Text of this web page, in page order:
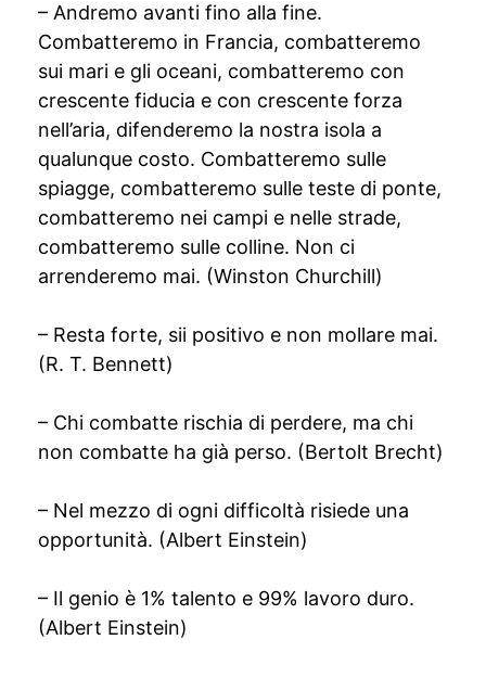
– Andremo avanti fino alla fine.
Combatteremo in Francia, combatteremo
sui mari e gli oceani, combatteremo con
crescente fiducia e con crescente forza
nell’aria, difenderemo la nostra isola a
qualunque costo. Combatteremo sulle
spiagge, combatteremo sulle teste di ponte,
combatteremo nei campi e nelle strade,
combatteremo sulle colline. Non ci
arrenderemo mai. (Winston Churchill)
– Resta forte, sii positivo e non mollare mai.
(R. T. Bennett)
– Chi combatte rischia di perdere, ma chi
non combatte ha già perso. (Bertolt Brecht)
– Nel mezzo di ogni difficoltà risiede una
opportunità. (Albert Einstein)
– Il genio è 1% talento e 99% lavoro duro.
(Albert Einstein)